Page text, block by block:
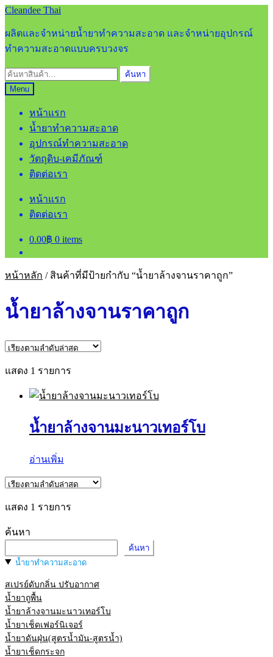
Skip
navigation
Skip
content
Cleandee Thai
ผลิตและจำหน่ายน้ำยาทำความสะอาด และจำหน่ายอุปกรณ์
ทำความสะอาดแบบครบวงจร
ค้นหา:
ค้นหา
Menu
หน้าแรก
น้ำยาทำความสะอาด
อุปกรณ์ทำความสะอาด
วัตถุดิบ-เคมีภัณฑ์
ติดต่อเรา
หน้าแรก
ติดต่อเรา
0.00฿ 0 items
หน้าหลัก / สินค้าที่มีป้ายกำกับ “น้ำยาล้างจานราคาถูก”
น้ำยาล้างจานราคาถูก
แสดง 1 รายการ
น้ำยาล้างจานมะนาวเทอร์โบ
อ่านเพิ่ม
แสดง 1 รายการ
ค้นหา
ค้นหา
น้ำยาทำความสะอาด
สเปรย์ดับกลิ่น ปรับอากาศ
น้ำยาถูพื้น
น้ำยาล้างจานมะนาวเทอร์โบ
น้ำยาเช็ดเฟอร์นิเจอร์
น้ำยาดันฝุ่น(สูตรน้ำมัน-สูตรน้ำ)
น้ำยาเช็ดกระจก